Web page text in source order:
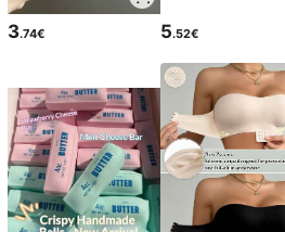
3.74€ 5.52€